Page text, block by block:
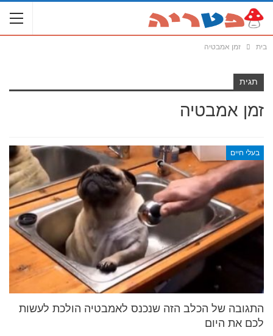
בית זמן אמבטיה
תגית
זמן אמבטיה
בעלי חיים
התגובה של הכלב הזה שנכנס לאמבטיה הולכת לעשות
לכם את היום